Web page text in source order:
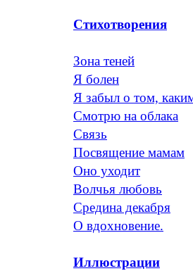
Стихотворения
Зона теней
Я болен
Я забыл о том,
Смотрю на облака
Связь
Посвящение мамам
Оно уходит
Волчья любовь
Средина декабря
О вдохновение.
Иллюстрации